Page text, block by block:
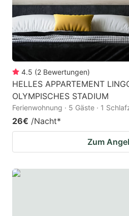
4.5 (2 Bewertungen)
HELLES APPARTEMENT
OLYMPISCHES STADIUM
Ferienwohnung · 5 Gäste · 1
26€ /Nacht*
Zum